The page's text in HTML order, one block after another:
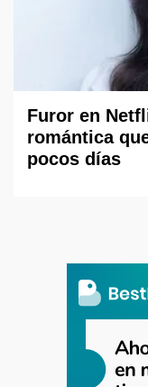
Furor en
romántica
pocos días